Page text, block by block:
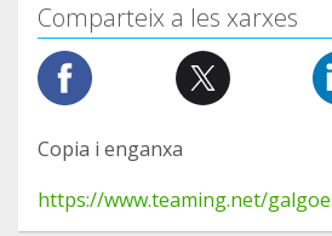
Comparteix a les xarxes
Copia i enganxa
https://www.teaming.net/